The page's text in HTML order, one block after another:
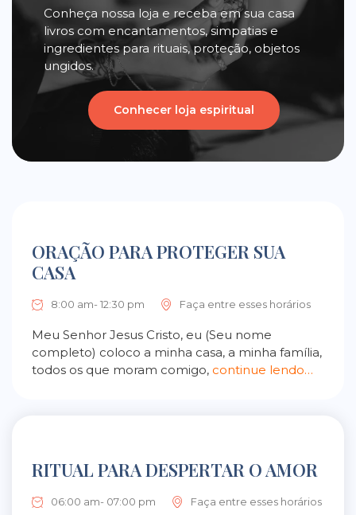
Conheça nossa loja e receba em sua casa
livros com encantamentos, simpatias e
ingredientes para rituais, proteção, objetos
ungidos.
Conhecer loja espiritual
ORAÇÃO PARA PROTEGER SUA
CASA
8:00 am- 12:30 pm Faça entre esses horários
Meu Senhor Jesus Cristo, eu (Seu nome
completo) coloco a minha casa, a minha família,
todos os que moram comigo, continue lendo…
RITUAL PARA DESPERTAR O AMOR
06:00 am- 07:00 pm Faça entre esses horários